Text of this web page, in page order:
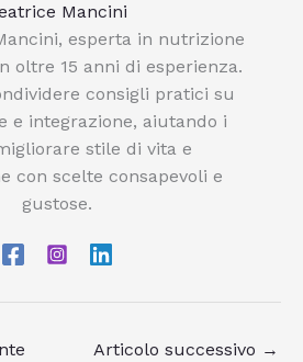
Mancini
esperta in nutrizione
oltre 15 anni di esperienza.
consigli pratici su
e integrazione, aiutando i
stile di vita e
con scelte consapevoli e
gustose.
Articolo successivo →